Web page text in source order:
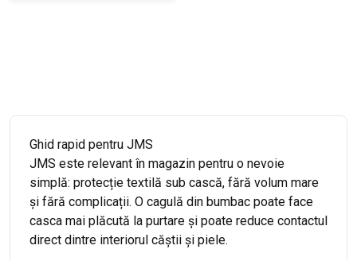
Ghid rapid pentru JMS
JMS este relevant în magazin pentru o nevoie
simplă: protecție textilă sub cască, fără volum mare
și fără complicații. O cagulă din bumbac poate face
casca mai plăcută la purtare și poate reduce contactul
direct dintre interiorul căștii și piele.